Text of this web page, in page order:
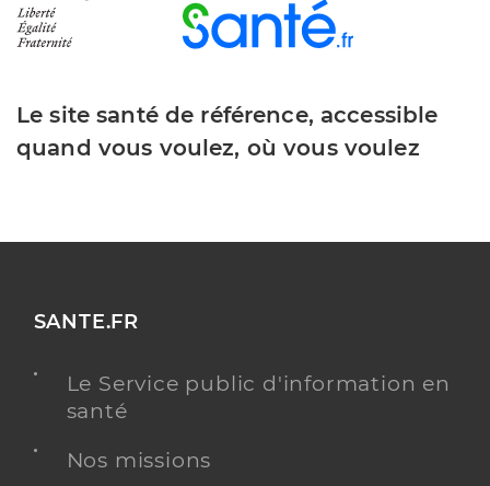
Le site santé de référence, accessible
quand vous voulez, où vous voulez
SANTE.FR
Le Service public d'information en
santé
Nos missions